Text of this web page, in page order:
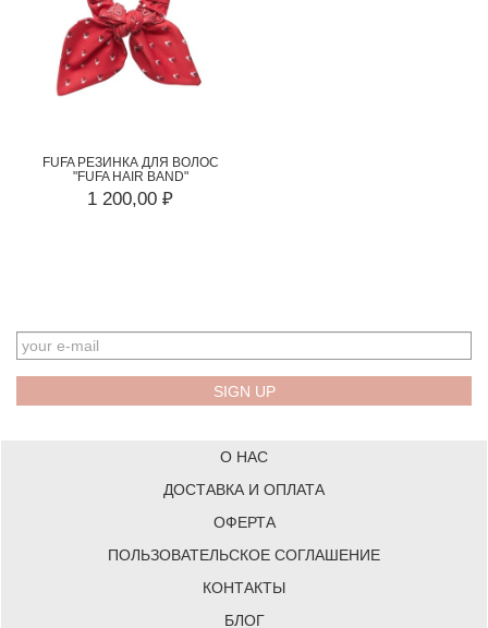
FUFA РЕЗИНКА ДЛЯ ВОЛОС
"FUFA HAIR BAND"
1 200,00 ₽
О НАС
ДОСТАВКА И ОПЛАТА
ОФЕРТА
ПОЛЬЗОВАТЕЛЬСКОЕ СОГЛАШЕНИЕ
КОНТАКТЫ
БЛОГ